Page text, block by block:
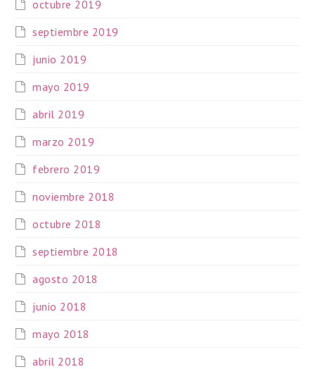
octubre 2019
septiembre 2019
junio 2019
mayo 2019
abril 2019
marzo 2019
febrero 2019
noviembre 2018
octubre 2018
septiembre 2018
agosto 2018
junio 2018
mayo 2018
abril 2018